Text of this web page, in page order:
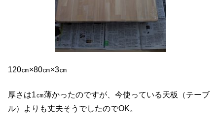
120㎝×80㎝×3㎝
厚さは1㎝薄かったのですが、今使っている天板（テーブ
ル）よりも丈夫そうでしたのでOK。